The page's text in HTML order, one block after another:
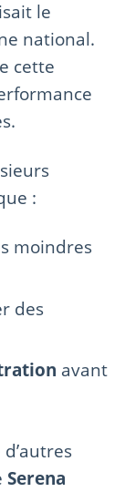
le
national.
cette
:
moindres
des
avant
Serena